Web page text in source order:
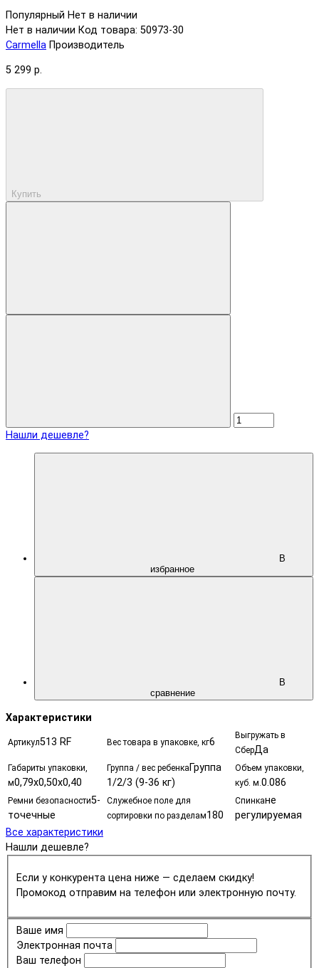
Популярный Нет в наличии
Нет в наличии Код товара: 50973-30
Carmella Производитель
5 299 р.
Купить
Нашли дешевле?
В
избранное
В
сравнение
Характеристики
Артикул513 RF Вес товара в упаковке, кг6
Выгружать в
СберДа
Габариты упаковки,
м0,79х0,50х0,40
Группа / вес ребенка Группа
1/2/3 (9-36 кг)
Объем упаковки,
куб. м.0.086
Ремни безопасности5-
точечные
Служебное поле для
сортировки по разделам180
Спинкане
регулируемая
Все характеристики
Нашли дешевле?
Если у конкурента цена ниже — сделаем скидку!
Промокод отправим на телефон или электронную почту.
Ваше имя
Электронная почта
Ваш телефон